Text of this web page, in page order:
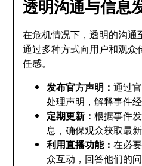
透明沟通与信息
在危机情况下，透明的沟通
通过多种方式向用户和观
任感。
发布官方声明：通过
处理声明，解释事件经
定期更新：根据事件
息，确保观众获取最新
利用直播功能：在必
众互动，回答他们的